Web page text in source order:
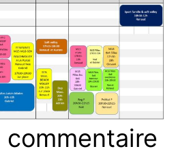
commentaire